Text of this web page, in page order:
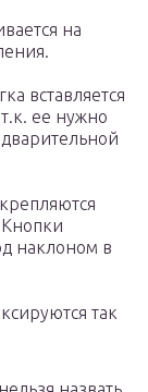
на
вставляется
ее нужно
наклоном в
так